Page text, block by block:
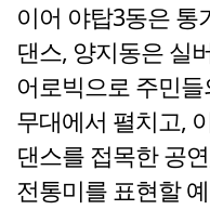
이어 야탑3동은 통
댄스, 양지동은 실
어로빅으로 주민
무대에서 펼치고,
댄스를 접목한 공
전통미를 표현할